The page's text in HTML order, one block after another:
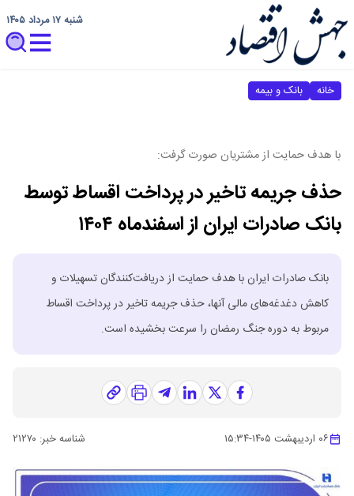
شنبه ۱۷ مرداد ۱۴۰۵
خانه بانک و بیمه
با هدف حمایت از مشتریان صورت گرفت:
حذف جریمه تاخیر در پرداخت اقساط توسط
بانک صادرات ایران از اسفندماه ۱۴۰۴
​بانک صادرات ایران با هدف حمایت از دریافت‌کنندگان تسهیلات و
کاهش دغدغه‌های مالی آنها، حذف جریمه تاخیر در پرداخت اقساط
مربوط به دوره جنگ رمضان را سرعت بخشیده است.
۰۶ اردیبهشت ۱۴۰۵ -۱۵:۳۴ شناسه خبر: ۲۱۲۷۰